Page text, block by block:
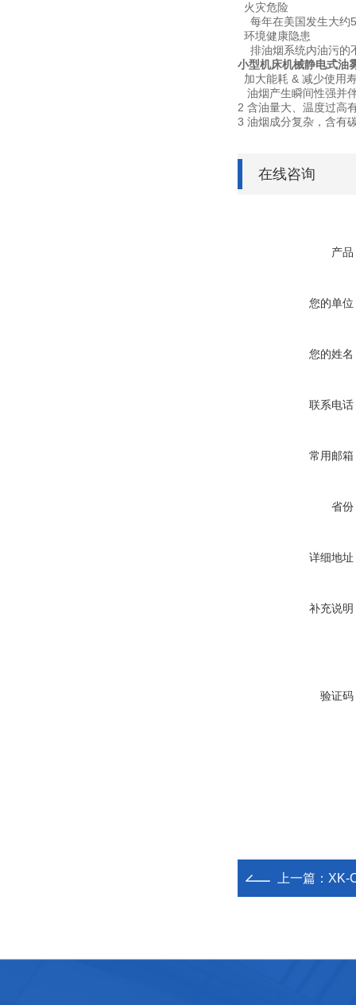
火灾危险
每年在美国发生大约
环境健康隐患
排油烟系统内油污的
小型机床机械静电式油
加大能耗 & 减少使用
油烟产生瞬间性强并
2 含油量大、温度过高
3 油烟成分复杂，含有
在线咨询
产品
您的单位
您的姓名
联系电话
常用邮箱
省份
详细地址
补充说明
验证码
上一篇： XK-